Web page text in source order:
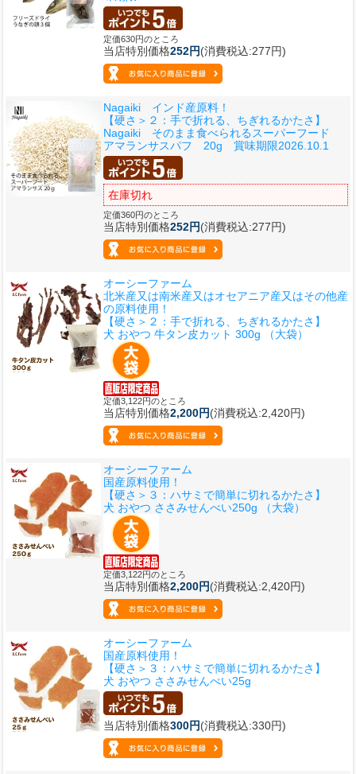
定価630円のところ
当店特別価格252円(消費税込:277円)
Nagaiki インド産原料！
【硬さ＞２：手で折れる、ちぎれるかたさ】
Nagaiki そのまま食べられるスーパーフード
アマランサスパフ 20g 賞味期限2026.10.1
在庫切れ
定価360円のところ
当店特別価格252円(消費税込:277円)
オーシーファーム
北米産又は南米産又はオセアニア産又はその他産
の原料使用！
【硬さ＞２：手で折れる、ちぎれるかたさ】
犬 おやつ 牛タン皮カット 300g （大袋）
定価3,122円のところ
当店特別価格2,200円(消費税込:2,420円)
オーシーファーム
国産原料使用！
【硬さ＞３：ハサミで簡単に切れるかたさ】
犬 おやつ ささみせんべい250g （大袋）
定価3,122円のところ
当店特別価格2,200円(消費税込:2,420円)
オーシーファーム
国産原料使用！
【硬さ＞３：ハサミで簡単に切れるかたさ】
犬 おやつ ささみせんべい25g
当店特別価格300円(消費税込:330円)